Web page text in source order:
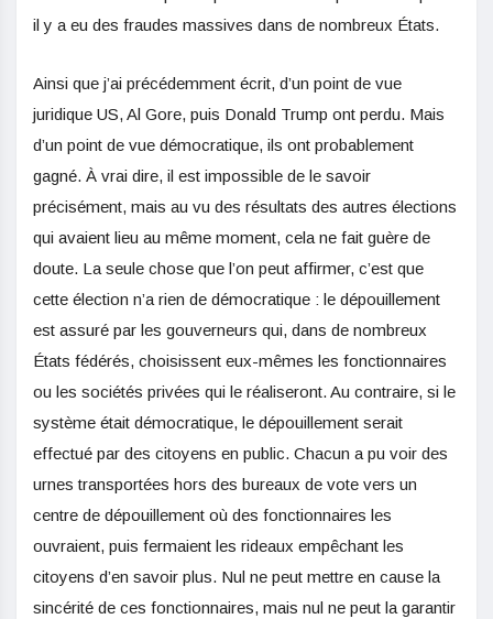
il y a eu des fraudes massives dans de nombreux États.
Ainsi que j’ai précédemment écrit, d’un point de vue
juridique US, Al Gore, puis Donald Trump ont perdu. Mais
d’un point de vue démocratique, ils ont probablement
gagné. À vrai dire, il est impossible de le savoir
précisément, mais au vu des résultats des autres élections
qui avaient lieu au même moment, cela ne fait guère de
doute. La seule chose que l’on peut affirmer, c’est que
cette élection n’a rien de démocratique : le dépouillement
est assuré par les gouverneurs qui, dans de nombreux
États fédérés, choisissent eux-mêmes les fonctionnaires
ou les sociétés privées qui le réaliseront. Au contraire, si le
système était démocratique, le dépouillement serait
effectué par des citoyens en public. Chacun a pu voir des
urnes transportées hors des bureaux de vote vers un
centre de dépouillement où des fonctionnaires les
ouvraient, puis fermaient les rideaux empêchant les
citoyens d’en savoir plus. Nul ne peut mettre en cause la
sincérité de ces fonctionnaires, mais nul ne peut la garantir